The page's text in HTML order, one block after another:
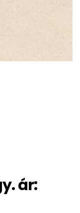
ár: